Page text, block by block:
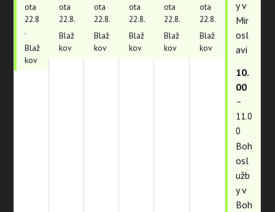
ota
22.8
.
Blaž
kov
ota
22.8.
Blaž
kov
ota
22.8.
Blaž
kov
ota
22.8.
Blaž
kov
ota
22.8.
Blaž
kov
ota
22.8.
Blaž
kov
y v
Mir
osl
avi
10.
00
–
11.0
0
Boh
osl
užb
y v
Boh